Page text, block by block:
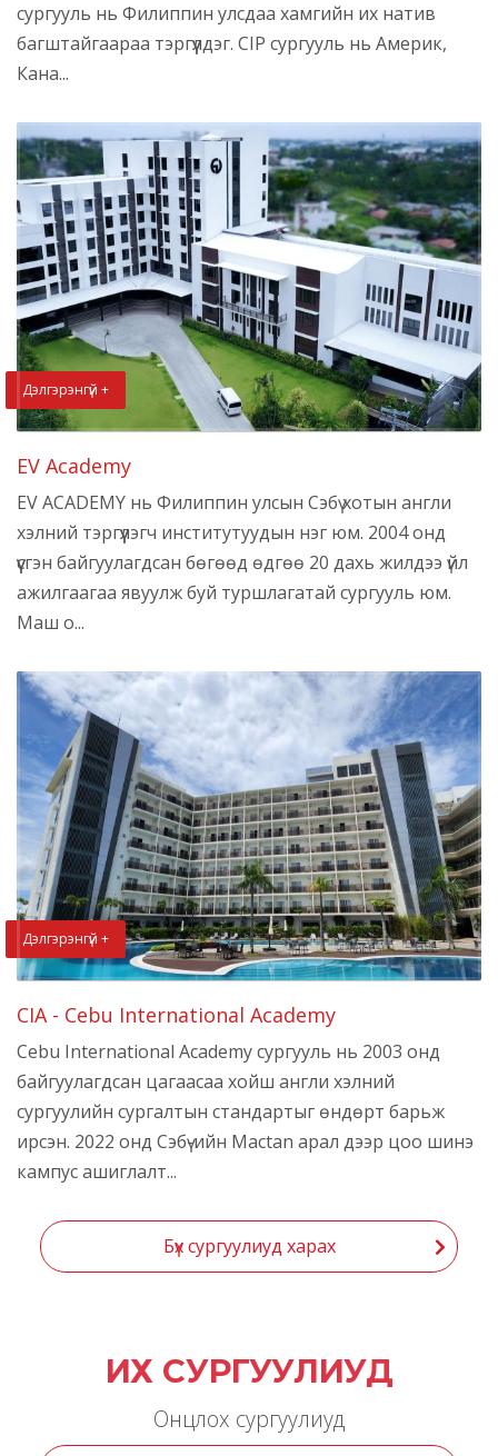
сургууль нь Филиппин улсдаа хамгийн их натив
багштайгаараа тэргүүлдэг. CIP сургууль нь Америк,
Кана...
Дэлгэрэнгүй +
EV Academy
EV ACADEMY нь Филиппин улсын Сэбү хотын англи
хэлний тэргүүлэгч институтуудын нэг юм. 2004 онд
үүсгэн байгуулагдсан бөгөөд өдгөө 20 дахь жилдээ үйл
ажилгаагаа явуулж буй туршлагатай сургууль юм.
Маш о...
Дэлгэрэнгүй +
CIA - Cebu International Academy
Cebu International Academy сургууль нь 2003 онд
байгуулагдсан цагаасаа хойш англи хэлний
сургуулийн сургалтын стандартыг өндөрт барьж
ирсэн. 2022 онд Сэбү-ийн Mactan арал дээр цоо шинэ
кампус ашиглалт...
Бүх сургуулиуд харах
ИХ СУРГУУЛИУД
Онцлох сургуулиуд